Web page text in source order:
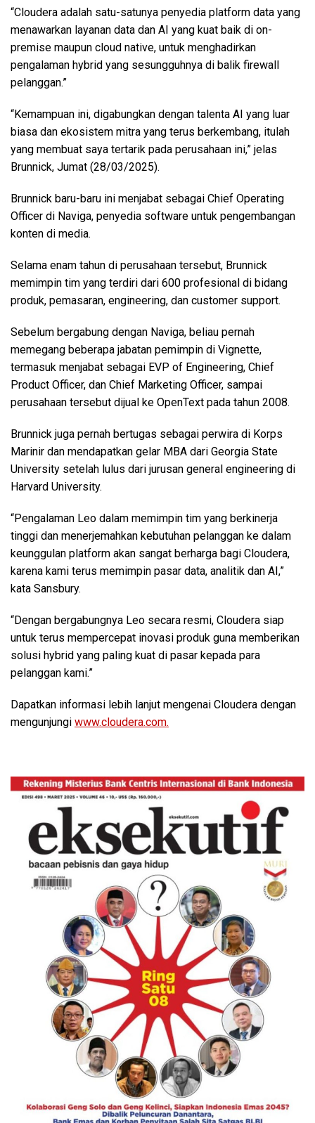
“Cloudera adalah satu-satunya penyedia platform data yang
menawarkan layanan data dan AI yang kuat baik di on-
premise maupun cloud native, untuk menghadirkan
pengalaman hybrid yang sesungguhnya di balik firewall
pelanggan.”
“Kemampuan ini, digabungkan dengan talenta AI yang luar
biasa dan ekosistem mitra yang terus berkembang, itulah
yang membuat saya tertarik pada perusahaan ini,” jelas
Brunnick, Jumat (28/03/2025).
Brunnick baru-baru ini menjabat sebagai Chief Operating
Officer di Naviga, penyedia software untuk pengembangan
konten di media.
Selama enam tahun di perusahaan tersebut, Brunnick
memimpin tim yang terdiri dari 600 profesional di bidang
produk, pemasaran, engineering, dan customer support.
Sebelum bergabung dengan Naviga, beliau pernah
memegang beberapa jabatan pemimpin di Vignette,
termasuk menjabat sebagai EVP of Engineering, Chief
Product Officer, dan Chief Marketing Officer, sampai
perusahaan tersebut dijual ke OpenText pada tahun 2008.
Brunnick juga pernah bertugas sebagai perwira di Korps
Marinir dan mendapatkan gelar MBA dari Georgia State
University setelah lulus dari jurusan general engineering di
Harvard University.
“Pengalaman Leo dalam memimpin tim yang berkinerja
tinggi dan menerjemahkan kebutuhan pelanggan ke dalam
keunggulan platform akan sangat berharga bagi Cloudera,
karena kami terus memimpin pasar data, analitik dan AI,”
kata Sansbury.
“Dengan bergabungnya Leo secara resmi, Cloudera siap
untuk terus mempercepat inovasi produk guna memberikan
solusi hybrid yang paling kuat di pasar kepada para
pelanggan kami.”
Dapatkan informasi lebih lanjut mengenai Cloudera dengan
mengunjungi www.cloudera.com.